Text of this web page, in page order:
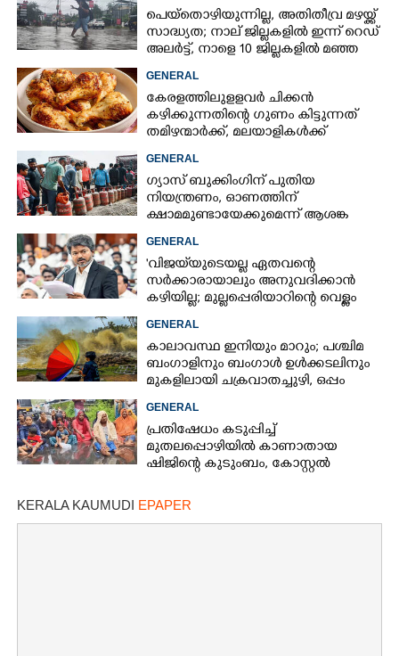
പെയ്തൊഴിയുന്നില്ല, അതിതീവ്ര മഴയ്ക്ക്
സാദ്ധ്യത;​ നാല് ജില്ലകളിൽ ഇന്ന് റെഡ്
അലർട്ട്,​ നാളെ 10 ജില്ലകളിൽ മഞ്ഞ
GENERAL
കേരളത്തിലുളളവർ ചിക്കൻ
കഴിക്കുന്നതിന്റെ ഗുണം കിട്ടുന്നത്
തമിഴന്മാർക്ക്, മലയാളികൾക്ക്
GENERAL
ഗ്യാസ് ബുക്കിംഗിന് പുതിയ
നിയന്ത്രണം, ഓണത്തിന്
ക്ഷാമമുണ്ടായേക്കുമെന്ന് ആശങ്ക
GENERAL
'വിജയ്‌യുടെയല്ല ഏതവന്റെ
സർക്കാരായാലും അനുവദിക്കാൻ
കഴിയില്ല; മുല്ലപ്പെരിയാറിന്റെ വെള്ളം
GENERAL
കാലാവസ്ഥ ഇനിയും മാറും; പശ്ചിമ
ബംഗാളിനും ബംഗാൾ ഉൾക്കടലിനും
മുകളിലായി ചക്രവാതച്ചുഴി, ഒപ്പം
GENERAL
പ്രതിഷേധം കടുപ്പിച്ച്
മുതലപ്പൊഴിയിൽ കാണാതായ
ഷിജിന്റെ കുടുംബം, കോസ്റ്റൽ
കുത്തിയിരിക്കുന്നു
KERALA KAUMUDI EPAPER